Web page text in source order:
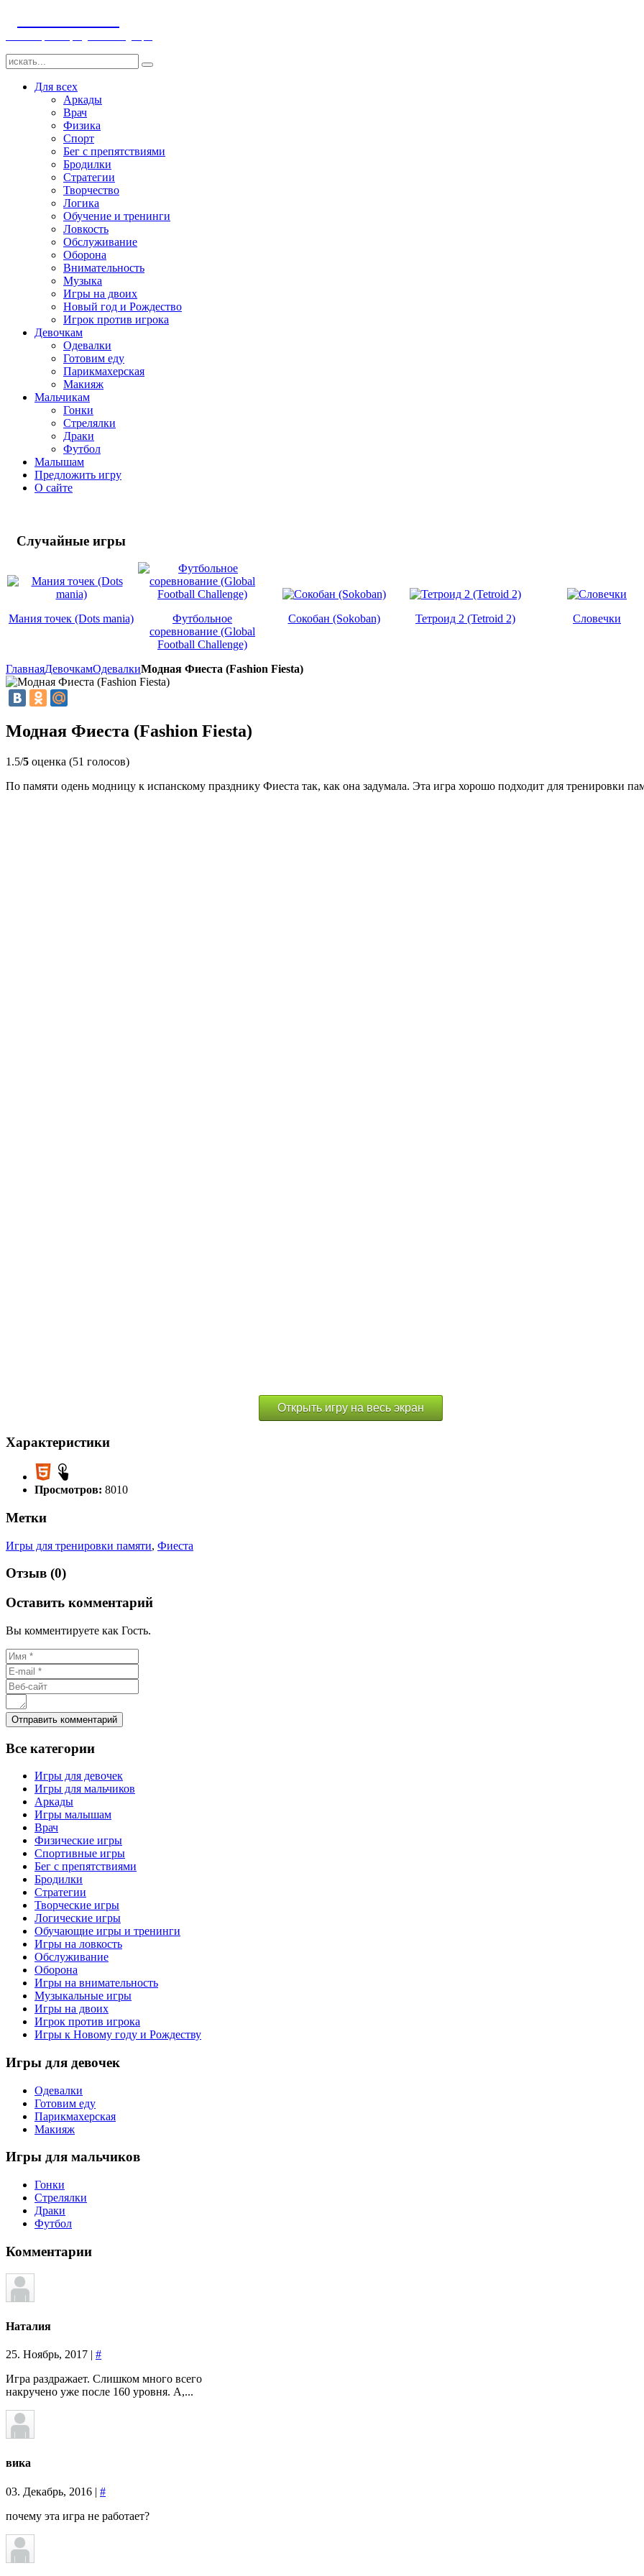
Для всех
Аркады
Врач
Физика
Спорт
Бег с препятствиями
Бродилки
Стратегии
Творчество
Логика
Обучение и тренинги
Ловкость
Обслуживание
Оборона
Внимательность
Музыка
Игры на двоих
Новый год и Рождество
Игрок против игрока
Девочкам
Одевалки
Готовим еду
Парикмахерская
Макияж
Мальчикам
Гонки
Стрелялки
Драки
Футбол
Малышам
Предложить игру
О сайте
Случайные игры
Мания точек (Dots mania)
Футбольное
соревнование (Global
Football Challenge)
Сокобан (Sokoban) Тетроид 2 (Tetroid 2) Словечки
ГлавнаяДевочкамОдевалкиМодная Фиеста (Fashion Fiesta)
Модная Фиеста (Fashion Fiesta)
1.5/5 оценка (51 голосов)
По памяти одень модницу к испанскому празднику Фиеста так, как она задумала. Эта игра хорошо подходит для тренировки
Открыть игру на весь экран
Характеристики
Просмотров: 8010
Метки
Игры для тренировки памяти, Фиеста
Отзыв (0)
Оставить комментарий
Вы комментируете как Гость.
Все категории
Игры для девочек
Игры для мальчиков
Аркады
Игры малышам
Врач
Физические игры
Спортивные игры
Бег с препятствиями
Бродилки
Стратегии
Творческие игры
Логические игры
Обучающие игры и тренинги
Игры на ловкость
Обслуживание
Оборона
Игры на внимательность
Музыкальные игры
Игры на двоих
Игрок против игрока
Игры к Новому году и Рождеству
Игры для девочек
Одевалки
Готовим еду
Парикмахерская
Макияж
Игры для мальчиков
Гонки
Стрелялки
Драки
Футбол
Комментарии
Наталия
25. Ноябрь, 2017 | #
Игра раздражает. Слишком много всего
накручено уже после 160 уровня. А,...
вика
03. Декабрь, 2016 | #
почему эта игра не работает?